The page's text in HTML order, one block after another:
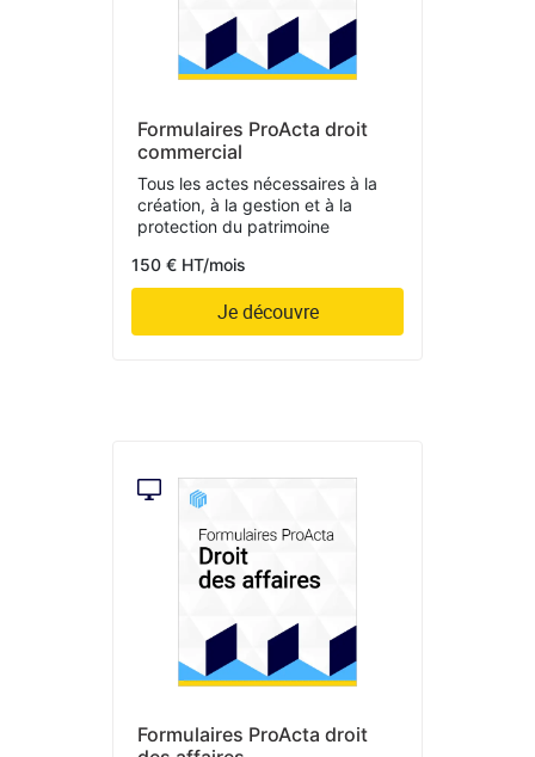
Formulaires ProActa droit
commercial
Tous les actes nécessaires à la
création, à la gestion et à la
protection du patrimoine
150 € HT/mois
Je découvre
Formulaires ProActa droit